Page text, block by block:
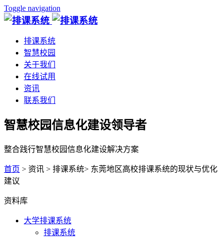
Toggle navigation
排课系统
智慧校园
关于我们
在线试用
资讯
联系我们
智慧校园信息化建设领导者
整合践行智慧校园信息化建设解决方案
首页 > 资讯 > 排课系统> 东莞地区高校排课系统的现状与优化
建议
资料库
大学排课系统
排课系统